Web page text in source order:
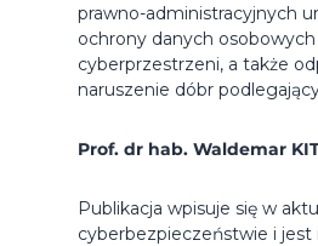
prawno-administracyjnych
ochrony danych
cyberprzestrzeni, a także
naruszenie dóbr
Prof. dr hab. Waldemar
Publikacja wpisuje się w
cyberbezpieczeństwie i